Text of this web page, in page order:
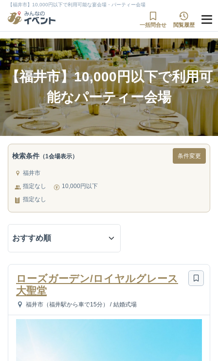
【福井市】10,000円以下で利用可能な宴会場・パーティー会場
一括問合せ 閲覧履歴
【福井市】10,000円以下で利用可
能なパーティー会場
検索条件 （1会場表示） 条件変更
福井市
指定なし
10,000円以下
指定なし
ローズガーデン/ロイヤルグレース
大聖堂
福井市（福井駅から車で15分） / 結婚式場